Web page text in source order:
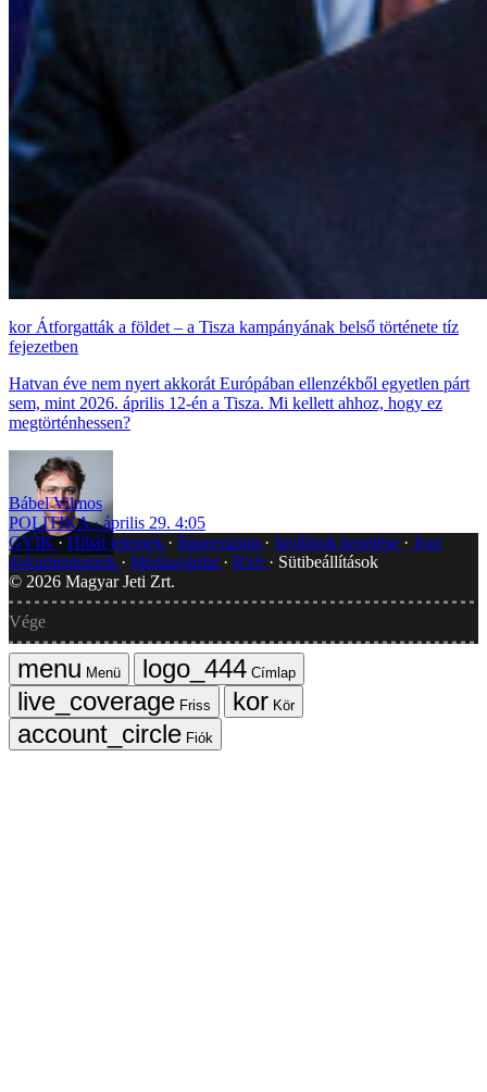
Átforgatták a földet – a Tisza kampányának belső története tíz
fejezetben
Hatvan éve nem nyert akkorát Európában ellenzékből egyetlen párt
sem, mint 2026. április 12-én a Tisza. Mi kellett ahhoz, hogy ez
megtörténhessen?
Bábel Vilmos
POLITIKA
április 29. 4:05
GYIK Hibát jelentek Impresszum Javítások kezelése
Jogi
dokumentumok
Médiaajánlat RSS
Sütibeállítások
© 2026 Magyar Jeti Zrt.
Vége
Menü
Címlap
Friss
Kör
Fiók